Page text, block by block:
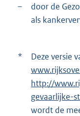
–
door de
als
* Deze versie
http://
gevaarlijke-
wordt de